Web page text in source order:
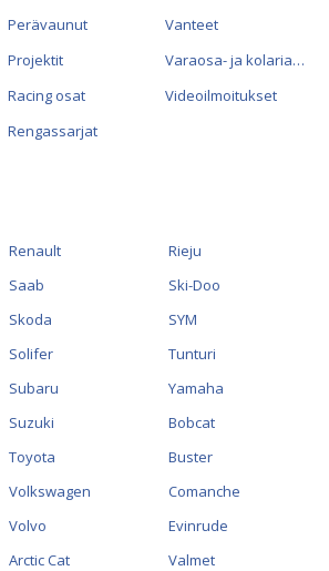
Perävaunut
Projektit
Racing osat
Rengassarjat
Vanteet
Varaosa- ja kolariautot
Videoilmoitukset
Renault
Saab
Skoda
Solifer
Subaru
Suzuki
Toyota
Volkswagen
Volvo
Arctic Cat
Rieju
Ski-Doo
SYM
Tunturi
Yamaha
Bobcat
Buster
Comanche
Evinrude
Valmet